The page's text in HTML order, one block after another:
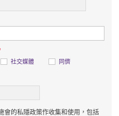
社交媒體
同儕
會的私隱政策作收集和使用，包括